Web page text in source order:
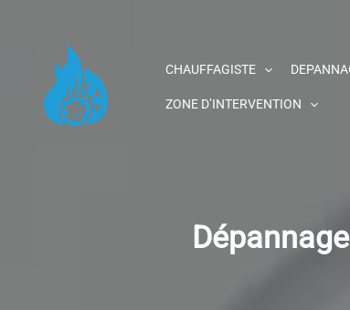
contenu
CHAUFFAGISTE
ZONE D’INTERVENTION